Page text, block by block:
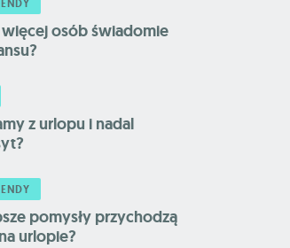
osób świadomie
z urlopu i nadal
pomysły przychodzą
urlopie?